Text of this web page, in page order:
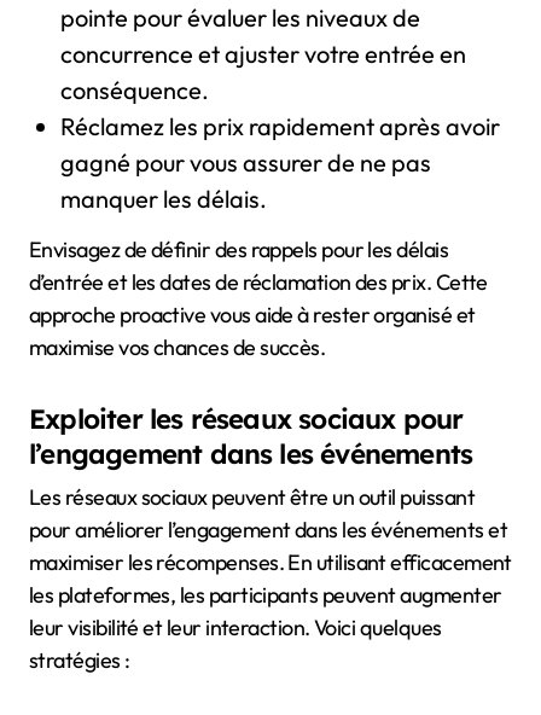
pointe pour évaluer les niveaux de
concurrence et ajuster votre entrée en
conséquence.
Réclamez les prix rapidement après avoir
gagné pour vous assurer de ne pas
manquer les délais.
Envisagez de définir des rappels pour les délais
d’entrée et les dates de réclamation des prix. Cette
approche proactive vous aide à rester organisé et
maximise vos chances de succès.
Exploiter les réseaux sociaux pour
l’engagement dans les événements
Les réseaux sociaux peuvent être un outil puissant
pour améliorer l’engagement dans les événements et
maximiser les récompenses. En utilisant efficacement
les plateformes, les participants peuvent augmenter
leur visibilité et leur interaction. Voici quelques
stratégies :